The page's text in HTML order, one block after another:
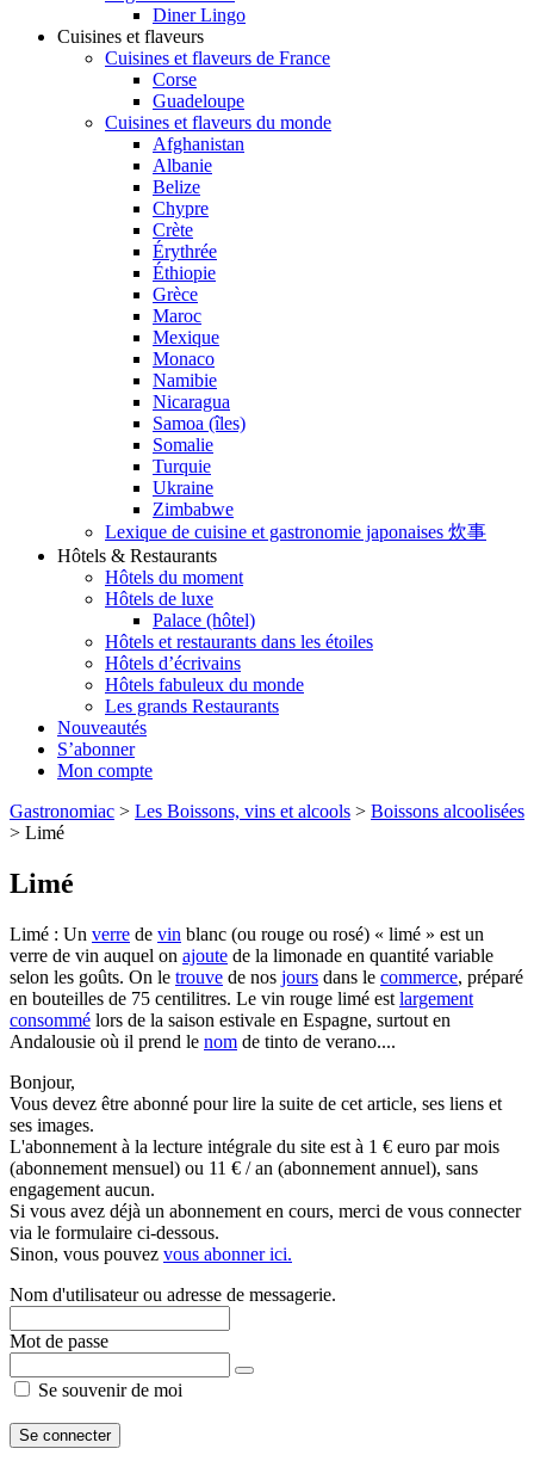
Diner Lingo
Cuisines et flaveurs
Cuisines et flaveurs de France
Corse
Guadeloupe
Cuisines et flaveurs du monde
Afghanistan
Albanie
Belize
Chypre
Crète
Érythrée
Éthiopie
Grèce
Maroc
Mexique
Monaco
Namibie
Nicaragua
Samoa (îles)
Somalie
Turquie
Ukraine
Zimbabwe
Lexique de cuisine et gastronomie japonaises 炊事
Hôtels & Restaurants
Hôtels du moment
Hôtels de luxe
Palace (hôtel)
Hôtels et restaurants dans les étoiles
Hôtels d’écrivains
Hôtels fabuleux du monde
Les grands Restaurants
Nouveautés
S’abonner
Mon compte
Gastronomiac > Les Boissons, vins et alcools > Boissons alcoolisées
> Limé
Limé
Limé : Un verre de vin blanc (ou rouge ou rosé) « limé » est un
verre de vin auquel on ajoute de la limonade en quantité variable
selon les goûts. On le trouve de nos jours dans le commerce, préparé
en bouteilles de 75 centilitres. Le vin rouge limé est largement
consommé lors de la saison estivale en Espagne, surtout en
Andalousie où il prend le nom de tinto de verano....
Bonjour,
Vous devez être abonné pour lire la suite de cet article, ses liens et
ses images.
L'abonnement à la lecture intégrale du site est à 1 € euro par mois
(abonnement mensuel) ou 11 € / an (abonnement annuel), sans
engagement aucun.
Si vous avez déjà un abonnement en cours, merci de vous connecter
via le formulaire ci-dessous.
Sinon, vous pouvez vous abonner ici.
Nom d'utilisateur ou adresse de messagerie.
Mot de passe
Se souvenir de moi